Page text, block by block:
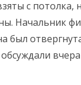
с потолка,
Начальник